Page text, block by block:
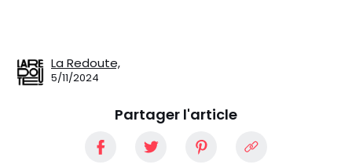
La Redoute,
5/11/2024
Partager l'article